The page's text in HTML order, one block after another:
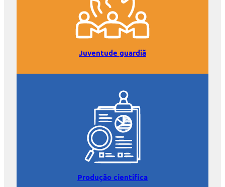
Juventude guardiã
Produção científica